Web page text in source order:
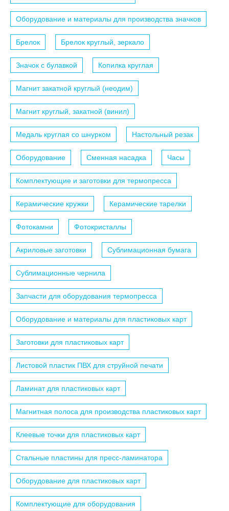
Оборудование и материалы для производства значков
Брелок Брелок круглый, зеркало
Значок с булавкой Копилка круглая
Магнит закатной круглый (неодим)
Магнит круглый, закатной (винил)
Медаль круглая со шнурком Настольный резак
Оборудование Сменная насадка Часы
Комплектующие и заготовки для термопресса
Керамические кружки Керамические тарелки
Фотокамни Фотокристаллы
Акриловые заготовки Сублимационная бумага
Сублимационные чернила
Запчасти для оборудования термопресса
Оборудование и материалы для пластиковых карт
Заготовки для пластиковых карт
Листовой пластик ПВХ для струйной печати
Ламинат для пластиковых карт
Магнитная полоса для производства пластиковых карт
Клеевые точки для пластиковых карт
Стальные пластины для пресс-ламинатора
Оборудование для пластиковых карт
Комплектующие для оборудования